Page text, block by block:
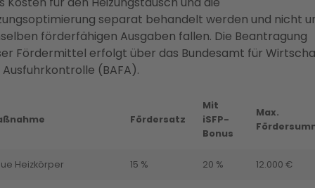
separat behandelt werden und nicht
förderfähigen Ausgaben fallen. Die Beantragung
Fördermittel erfolgt über das Bundesamt für
Ausfuhrkontrolle (BAFA).
Fördersatz
Mit
iSFP-
Bonus
Max.
Heizkörper 15 % 20 % 12.000 €